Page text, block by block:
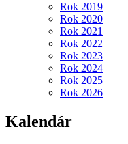
Rok 2019
Rok 2020
Rok 2021
Rok 2022
Rok 2023
Rok 2024
Rok 2025
Rok 2026
Kalendár